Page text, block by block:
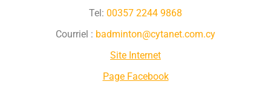
Tel: 00357 2244 9868
Courriel : badminton@cytanet.com.cy
Site Internet
Page Facebook